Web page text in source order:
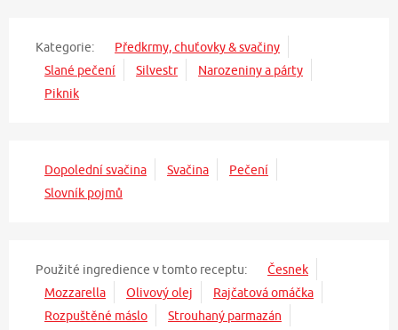
Kategorie:
Předkrmy, chuťovky & svačiny
Slané pečení
Silvestr
Narozeniny a párty
Piknik
Dopolední svačina Svačina
Pečení
Slovník pojmů
Použité ingredience v tomto receptu:
Česnek
Mozzarella
Olivový olej
Rajčatová omáčka
Rozpuštěné máslo
Strouhaný parmazán